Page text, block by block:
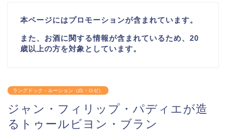
本ページにはプロモーションが含まれています。
また、お酒に関する情報が含まれているため、20
歳以上の方を対象としています。
ラングドック・ルーション（白・ロゼ）
ジャン・フィリップ・パディエが造
るトゥールビヨン・ブラン